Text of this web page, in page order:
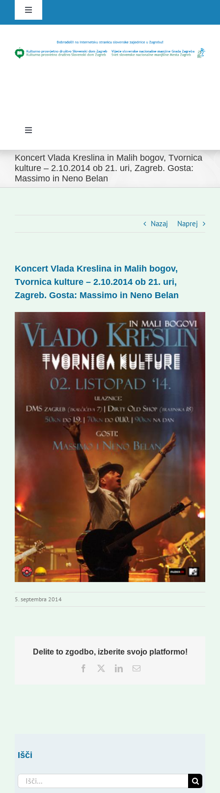
content
Toggle
Navigation
Toggle
Domov
Novice
Kontakti
Založništvo
Koristne informacije
Koncert Vlada Kreslina in Malih bogov, Tvornica
kulture – 2.10.2014 ob 21. uri, Zagreb. Gosta:
Massimo in Neno Belan
Nazaj Naprej
Koncert Vlada Kreslina in Malih bogov,
Tvornica kulture – 2.10.2014 ob 21. uri,
Zagreb. Gosta: Massimo in Neno Belan
5. septembra 2014
Delite to zgodbo, izberite svojo platformo!
Facebook
TwitterLinkedInEmail
Išči
Search
for: